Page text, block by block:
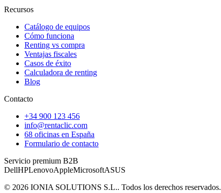
Recursos
Catálogo de equipos
Cómo funciona
Renting vs compra
Ventajas fiscales
Casos de éxito
Calculadora de renting
Blog
Contacto
+34 900 123 456
info@rentaclic.com
68 oficinas en España
Formulario de contacto
Servicio premium B2B
DellHPLenovoAppleMicrosoftASUS
© 2026 IONIA SOLUTIONS S.L.. Todos los derechos reservados.